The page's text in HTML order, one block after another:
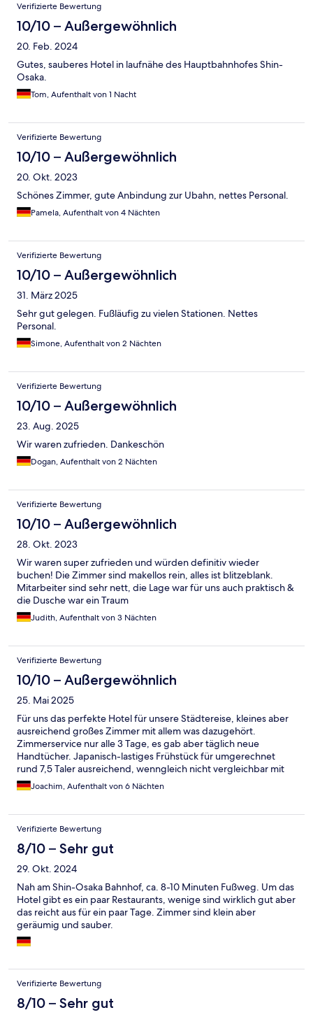
Verifizierte Bewertung
10/10 – Außergewöhnlich
20. Feb. 2024
Gutes, sauberes Hotel in laufnähe des Hauptbahnhofes Shin-
Osaka.
Tom, Aufenthalt von 1 Nacht
Verifizierte Bewertung
10/10 – Außergewöhnlich
20. Okt. 2023
Schönes Zimmer, gute Anbindung zur Ubahn, nettes Personal.
Pamela, Aufenthalt von 4 Nächten
Verifizierte Bewertung
10/10 – Außergewöhnlich
31. März 2025
Sehr gut gelegen. Fußläufig zu vielen Stationen. Nettes
Personal.
Simone, Aufenthalt von 2 Nächten
Verifizierte Bewertung
10/10 – Außergewöhnlich
23. Aug. 2025
Wir waren zufrieden. Dankeschön
Dogan, Aufenthalt von 2 Nächten
Verifizierte Bewertung
10/10 – Außergewöhnlich
28. Okt. 2023
Wir waren super zufrieden und würden definitiv wieder
buchen! Die Zimmer sind makellos rein, alles ist blitzeblank.
Mitarbeiter sind sehr nett, die Lage war für uns auch praktisch &
die Dusche war ein Traum
Judith, Aufenthalt von 3 Nächten
Verifizierte Bewertung
10/10 – Außergewöhnlich
25. Mai 2025
Für uns das perfekte Hotel für unsere Städtereise, kleines aber
ausreichend großes Zimmer mit allem was dazugehört.
Zimmerservice nur alle 3 Tage, es gab aber täglich neue
Handtücher. Japanisch-lastiges Frühstück für umgerechnet
rund 7,5 Taler ausreichend, wenngleich nicht vergleichbar mit
deutschen Hotels. Hotel überall super sauber, Betten sehr
bequem!
Joachim, Aufenthalt von 6 Nächten
Verifizierte Bewertung
8/10 – Sehr gut
29. Okt. 2024
Nah am Shin-Osaka Bahnhof, ca. 8-10 Minuten Fußweg. Um das
Hotel gibt es ein paar Restaurants, wenige sind wirklich gut aber
das reicht aus für ein paar Tage. Zimmer sind klein aber
geräumig und sauber.
Verifizierte Bewertung
8/10 – Sehr gut